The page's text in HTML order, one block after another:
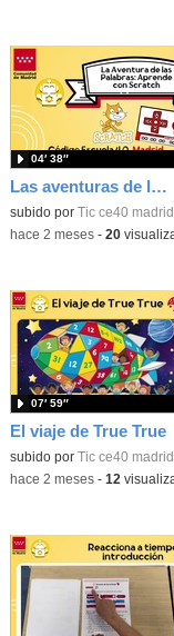
Las aventuras de la palabras. Aprende con Scratch
subido por Tic ce40 madrid
04′ 38″
-hace 2 meses- 20
El viaje de True True
subido por Tic ce40 madrid
07′ 59″
-hace 2 meses- 12